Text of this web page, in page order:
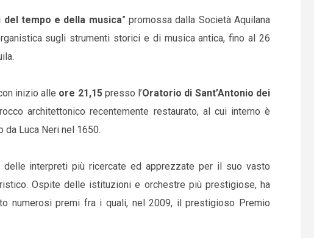
del tempo e della musica” promossa dalla Società Aquilana
sugli strumenti storici e di musica antica, fino al 26
inizio alle ore 21,15presso l’Oratorio di Sant’Antonio dei
architettonico recentemente restaurato, al cui interno è
Luca Neri nel 1650.
delle interpreti più ricercate ed apprezzate per il suo vasto
Ospite delle istituzioni e orchestre più prestigiose, ha
numerosi premi fra i quali, nel 2009, il prestigioso Premio